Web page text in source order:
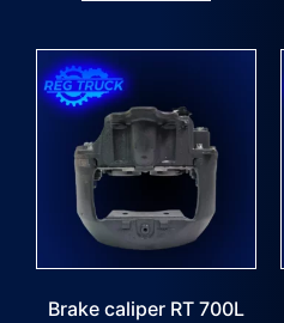
Brake caliper RT 700L